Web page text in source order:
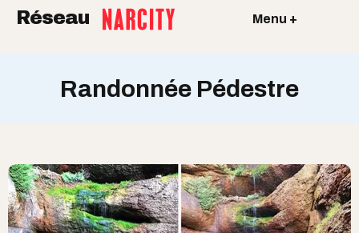
Réseau Menu +
Randonnée Pédestre